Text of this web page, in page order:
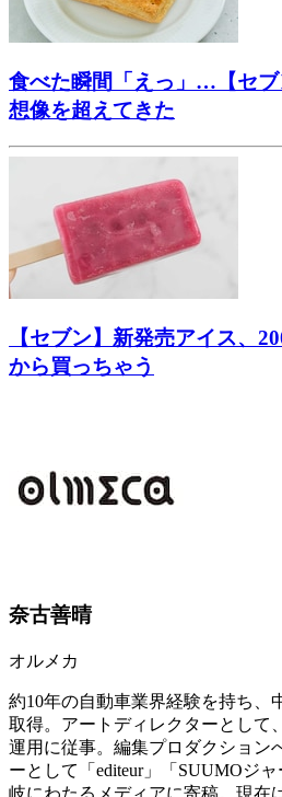
食べた瞬間「えっ」…【セ
想像を超えてきた
【セブン】新発売アイス、
から買っちゃう
奈古善晴
オルメカ
約10年の自動車業界経験を持ち、
取得。アートディレクターとして
運用に従事。編集プロダクション
ーとして「editeur」「SUUMOジ
岐にわたるメディアに寄稿。現在